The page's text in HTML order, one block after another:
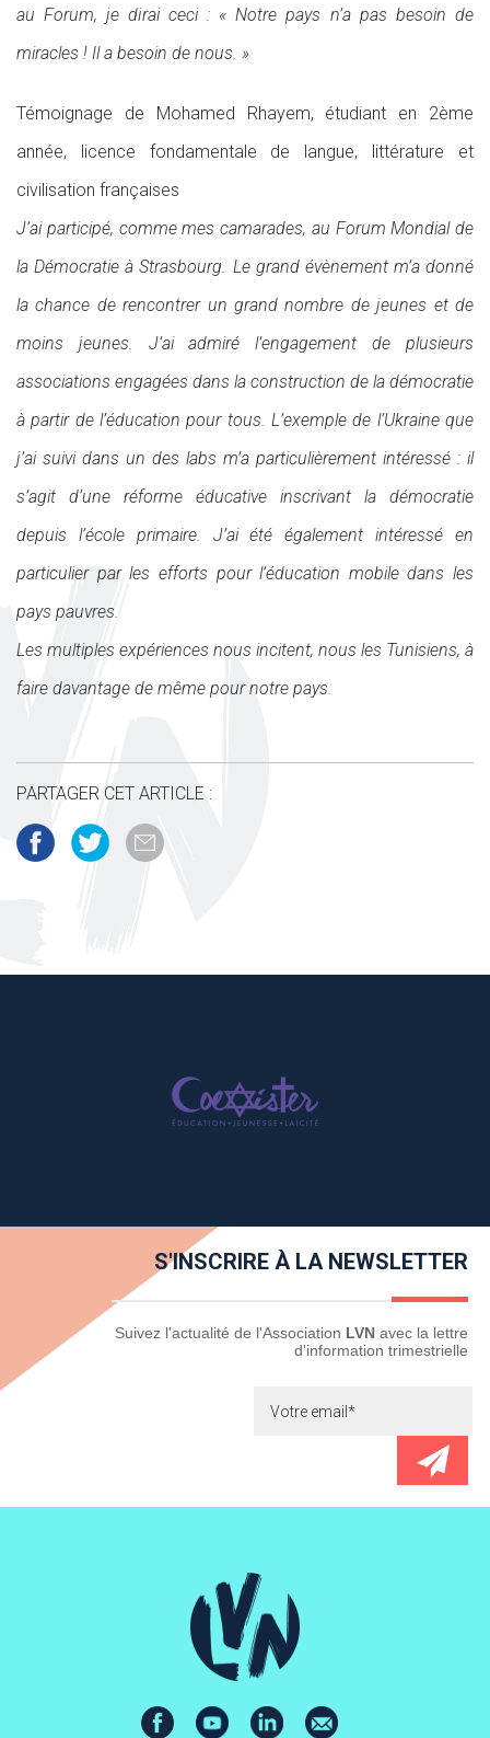
au Forum, je dirai ceci : « Notre pays n’a pas besoin de
miracles ! Il a besoin de nous. »
Témoignage de Mohamed Rhayem, étudiant en 2ème
année, licence fondamentale de langue, littérature et
civilisation françaises
J’ai participé, comme mes camarades, au Forum Mondial de
la Démocratie à Strasbourg. Le grand évènement m’a donné
la chance de rencontrer un grand nombre de jeunes et de
moins jeunes. J’ai admiré l’engagement de plusieurs
associations engagées dans la construction de la démocratie
à partir de l’éducation pour tous. L’exemple de l’Ukraine que
j’ai suivi dans un des labs m’a particulièrement intéressé : il
s’agit d’une réforme éducative inscrivant la démocratie
depuis l’école primaire. J’ai été également intéressé en
particulier par les efforts pour l’éducation mobile dans les
pays pauvres.
Les multiples expériences nous incitent, nous les Tunisiens, à
faire davantage de même pour notre pays.
PARTAGER CET ARTICLE :
S'INSCRIRE À LA NEWSLETTER
Newsletter Suivez l'actualité de l'Association LVN avec la lettre
d'information trimestrielle